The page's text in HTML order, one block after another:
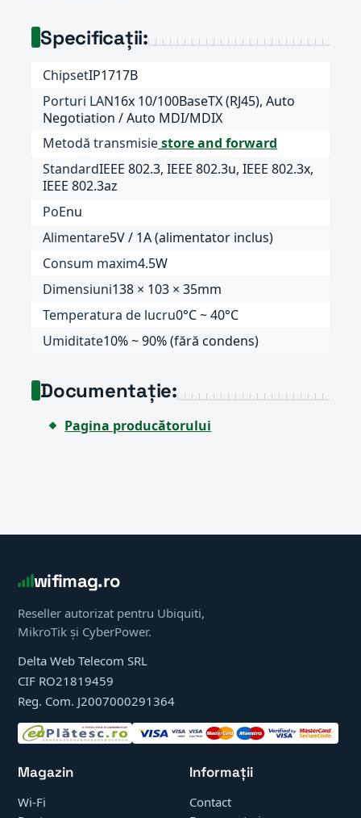
Specificații:
ChipsetIP1717B
Porturi LAN16x 10/100BaseTX (RJ45), Auto
Negotiation / Auto MDI/MDIX
Metodă transmisiestore and forward
StandardIEEE 802.3, IEEE 802.3u, IEEE 802.3x,
IEEE 802.3az
PoEnu
Alimentare5V / 1A (alimentator inclus)
Consum maxim4.5W
Dimensiuni138 × 103 × 35mm
Temperatura de lucru0°C ~ 40°C
Umiditate10% ~ 90% (fără condens)
Documentație:
Pagina producătorului
wifimag.ro
Reseller autorizat pentru Ubiquiti,
MikroTik și CyberPower.
Delta Web Telecom SRL
CIF RO21819459
Reg. Com. J2007000291364
Magazin
Wi-Fi
Informații
Contact